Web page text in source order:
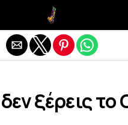
ξέρεις το
Exit mobile version